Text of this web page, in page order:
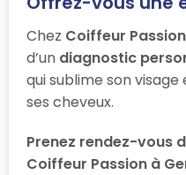
Chez Coiffeur Passion
d’un diagnostic
qui sublime son
ses cheveux.
Prenez rendez-vous
Coiffeur Passion à